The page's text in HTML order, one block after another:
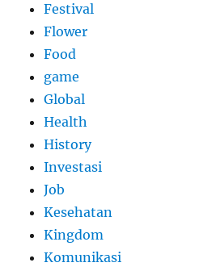
Festival
Flower
Food
game
Global
Health
History
Investasi
Job
Kesehatan
Kingdom
Komunikasi